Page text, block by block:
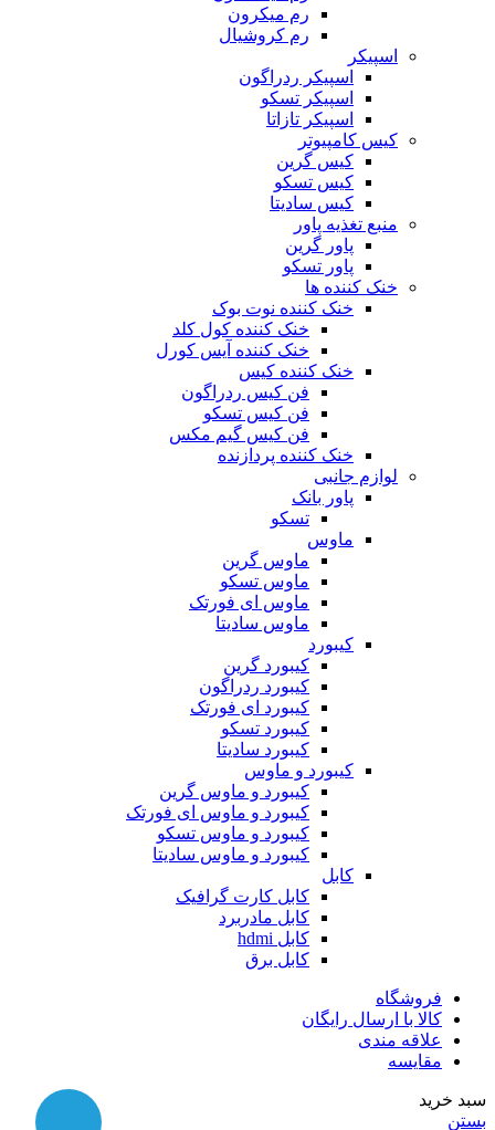
رم میکرون
رم کروشیال
اسپیکر
اسپیکر ردراگون
اسپیکر تسکو
اسپیکر تازاتا
کیس کامپیوتر
کیس گرین
کیس تسکو
کیس سادیتا
منبع تغذیه‌ پاور
پاور گرین
پاور تسکو
خنک کننده ها
خنک کننده نوت بوک
خنک کننده کول کلد
خنک کننده آیس کورل
خنک کننده کیس
فن کیس ردراگون
فن کیس تسکو
فن کیس گیم مکس
خنک کننده پردازنده
لوازم جانبی
پاور بانک
تسکو
ماوس
ماوس گرین
ماوس تسکو
ماوس ای فورتک
ماوس سادیتا
کیبورد
کیبورد گرین
کیبورد ردراگون
کیبورد ای فورتک
کیبورد تسکو
کیبورد سادیتا
کیبورد و ماوس
کیبورد و ماوس گرین
کیبورد و ماوس ای فورتک
کیبورد و ماوس تسکو
کیبورد و ماوس سادیتا
کابل
کابل کارت گرافیک
کابل مادربرد
کابل hdmi
کابل برق
فروشگاه
کالا با ارسال رایگان
علاقه مندی
مقایسه
سبد خرید
بستن